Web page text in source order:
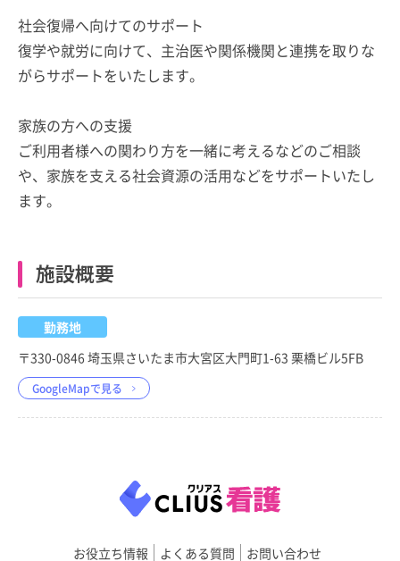
社会復帰へ向けてのサポート
復学や就労に向けて、主治医や関係機関と連携を取りな
がらサポートをいたします。
家族の方への支援
ご利用者様への関わり方を一緒に考えるなどのご相談
や、家族を支える社会資源の活用などをサポートいたし
ます。
施設概要
勤務地
〒330-0846 埼玉県さいたま市大宮区大門町1-63 栗橋ビル5FB
GoogleMapで見る
お役立ち情報 よくある質問 お問い合わせ